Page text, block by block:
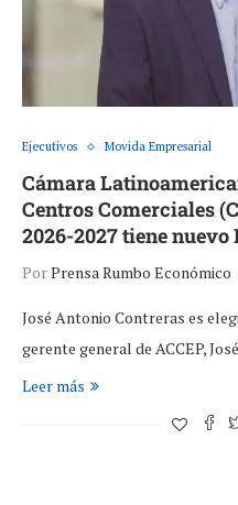
Ejecutivos Movida Empresarial
Cámara
Centros Comerciales
2026-2027 tiene nuevo
PorPrensa Rumbo Económico
José Antonio Contreras es
gerente general de ACCEP,
Leer más